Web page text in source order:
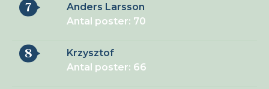
7
Anders Larsson
Antal poster: 70
8
Krzysztof
Antal poster: 66